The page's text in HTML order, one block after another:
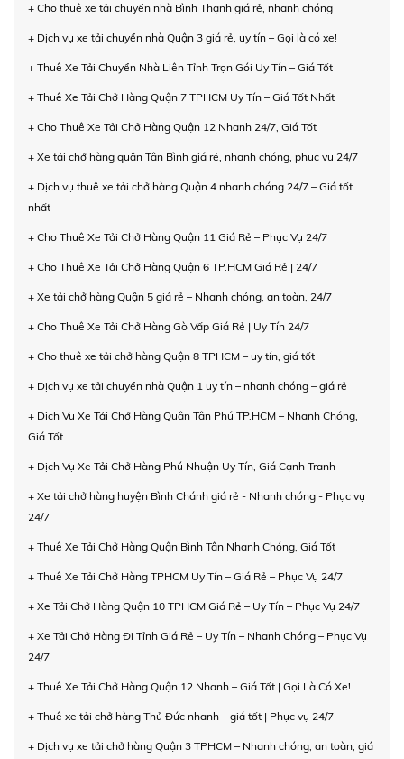
+ Cho thuê xe tải chuyển nhà Bình Thạnh giá rẻ, nhanh chóng
+ Dịch vụ xe tải chuyển nhà Quận 3 giá rẻ, uy tín – Gọi là có xe!
+ Thuê Xe Tải Chuyển Nhà Liên Tỉnh Trọn Gói Uy Tín – Giá Tốt
+ Thuê Xe Tải Chở Hàng Quận 7 TPHCM Uy Tín – Giá Tốt Nhất
+ Cho Thuê Xe Tải Chở Hàng Quận 12 Nhanh 24/7, Giá Tốt
+ Xe tải chở hàng quận Tân Bình giá rẻ, nhanh chóng, phục vụ 24/7
+ Dịch vụ thuê xe tải chở hàng Quận 4 nhanh chóng 24/7 – Giá tốt
nhất
+ Cho Thuê Xe Tải Chở Hàng Quận 11 Giá Rẻ – Phục Vụ 24/7
+ Cho Thuê Xe Tải Chở Hàng Quận 6 TP.HCM Giá Rẻ | 24/7
+ Xe tải chở hàng Quận 5 giá rẻ – Nhanh chóng, an toàn, 24/7
+ Cho Thuê Xe Tải Chở Hàng Gò Vấp Giá Rẻ | Uy Tín 24/7
+ Cho thuê xe tải chở hàng Quận 8 TPHCM – uy tín, giá tốt
+ Dịch vụ xe tải chuyển nhà Quận 1 uy tín – nhanh chóng – giá rẻ
+ Dịch Vụ Xe Tải Chở Hàng Quận Tân Phú TP.HCM – Nhanh Chóng,
Giá Tốt
+ Dịch Vụ Xe Tải Chở Hàng Phú Nhuận Uy Tín, Giá Cạnh Tranh
+ Xe tải chở hàng huyện Bình Chánh giá rẻ - Nhanh chóng - Phục vụ
24/7
+ Thuê Xe Tải Chở Hàng Quận Bình Tân Nhanh Chóng, Giá Tốt
+ Thuê Xe Tải Chở Hàng TPHCM Uy Tín – Giá Rẻ – Phục Vụ 24/7
+ Xe Tải Chở Hàng Quận 10 TPHCM Giá Rẻ – Uy Tín – Phục Vụ 24/7
+ Xe Tải Chở Hàng Đi Tỉnh Giá Rẻ – Uy Tín – Nhanh Chóng – Phục Vụ
24/7
+ Thuê Xe Tải Chở Hàng Quận 12 Nhanh – Giá Tốt | Gọi Là Có Xe!
+ Thuê xe tải chở hàng Thủ Đức nhanh – giá tốt | Phục vụ 24/7
+ Dịch vụ xe tải chở hàng Quận 3 TPHCM – Nhanh chóng, an toàn, giá